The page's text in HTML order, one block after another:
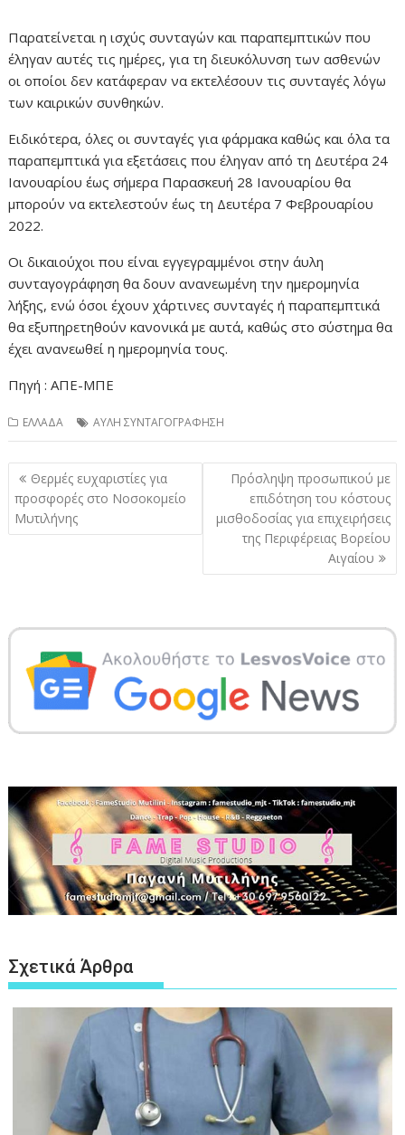
Παρατείνεται η ισχύς συνταγών και παραπεμπτικών που
έληγαν αυτές τις ημέρες, για τη διευκόλυνση των ασθενών
οι οποίοι δεν κατάφεραν να εκτελέσουν τις συνταγές λόγω
των καιρικών συνθηκών.
Ειδικότερα, όλες οι συνταγές για φάρμακα καθώς και όλα τα
παραπεμπτικά για εξετάσεις που έληγαν από τη Δευτέρα 24
Ιανουαρίου έως σήμερα Παρασκευή 28 Ιανουαρίου θα
μπορούν να εκτελεστούν έως τη Δευτέρα 7 Φεβρουαρίου
2022.
Οι δικαιούχοι που είναι εγγεγραμμένοι στην άυλη
συνταγογράφηση θα δουν ανανεωμένη την ημερομηνία
λήξης, ενώ όσοι έχουν χάρτινες συνταγές ή παραπεμπτικά
θα εξυπηρετηθούν κανονικά με αυτά, καθώς στο σύστημα θα
έχει ανανεωθεί η ημερομηνία τους.
Πηγή : ΑΠΕ-ΜΠΕ
ΕΛΛΑΔΑ ΑΥΛΗ ΣΥΝΤΑΓΟΓΡΑΦΗΣΗ
Πλοήγηση
άρθρων
Θερμές ευχαριστίες για
προσφορές στο Νοσοκομείο
Μυτιλήνης
Πρόσληψη προσωπικού με
επιδότηση του κόστους
μισθοδοσίας για επιχειρήσεις
της Περιφέρειας Βορείου
Αιγαίου
Σχετικά Άρθρα